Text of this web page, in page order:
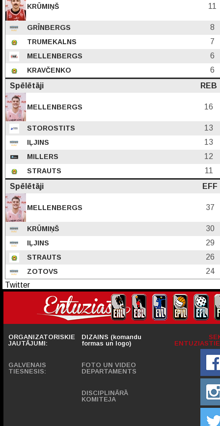
KRŪMIŅŠ 11
GRĪNBERGS 8
TRUMEKALNS 7
MELLENBERGS 6
KRAVČENKO
6
Spēlētāji
REB
MELLENBERGS 16
STOROSTITS 13
IĻJINS 13
MILLERS 12
STRAUTS
11
Spēlētāji
EFF
MELLENBERGS 37
KRŪMIŅŠ 30
IĻJINS 29
STRAUTS 26
ZOTOVS
24
Twitter
ORGANIZATORISKIE
JAUTĀJUMI:
GALVENAIS
TIESNESIS:
DIZAINS (komandu
formas un logo)
FOTO UN VIDEO
DEPARTAMENTS
DISCIPLINĀRĀ
KOMITEJA